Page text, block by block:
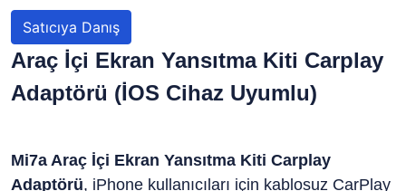
Satıcıya Danış
Araç İçi Ekran Yansıtma Kiti Carplay
Adaptörü (İOS Cihaz Uyumlu)
Mi7a Araç İçi Ekran Yansıtma Kiti Carplay
Adaptörü, iPhone kullanıcıları için kablosuz CarPlay